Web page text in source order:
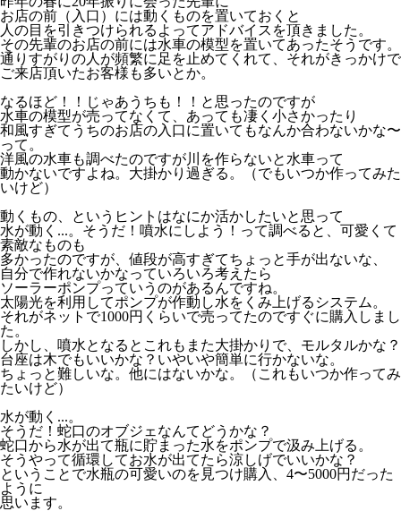
お店の前（入口）には動くものを置いておくと
人の目を引きつけられるよってアドバイスを頂きました。
その先輩のお店の前には水車の模型を置いてあったそうです。
通りすがりの人が頻繁に足を止めてくれて、それがきっかけで
ご来店頂いたお客様も多いとか。
なるほど！！じゃあうちも！！と思ったのですが
水車の模型が売ってなくて、あっても凄く小さかったり
和風すぎてうちのお店の入口に置いてもなんか合わないかな〜
って。
洋風の水車も調べたのですが川を作らないと水車って
動かないですよね。大掛かり過ぎる。（でもいつか作ってみた
いけど）
動くもの、というヒントはなにか活かしたいと思って
水が動く...。そうだ！噴水にしよう！って調べると、可愛くて
素敵なものも
多かったのですが、値段が高すぎてちょっと手が出ないな、
自分で作れないかなっていろいろ考えたら
ソーラーポンプっていうのがあるんですね。
太陽光を利用してポンプが作動し水をくみ上げるシステム。
それがネットで1000円くらいで売ってたのですぐに購入しまし
た。
しかし、噴水となるとこれもまた大掛かりで、モルタルかな？
台座は木でもいいかな？いやいや簡単に行かないな。
ちょっと難しいな。他にはないかな。（これもいつか作ってみ
たいけど）
水が動く...。
そうだ！蛇口のオブジェなんてどうかな？
蛇口から水が出て瓶に貯まった水をポンプで汲み上げる。
そうやって循環してお水が出てたら涼しげでいいかな？
ということで水瓶の可愛いのを見つけ購入、4〜5000円だった
ように
思います。